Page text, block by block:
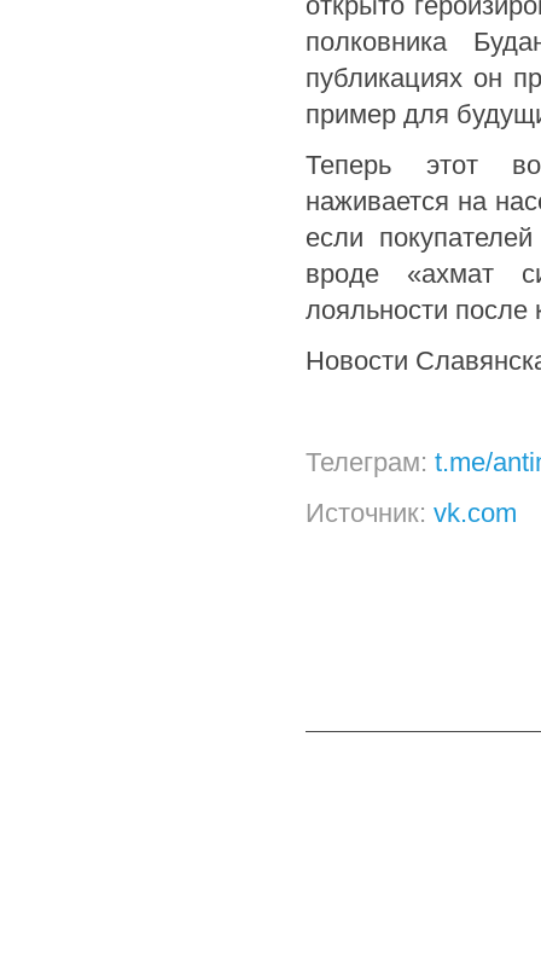
полковника
публикациях он
пример для
Теперь этот
наживается на
если
вроде «ахмат
лояльности
Новости
Телеграм: t.me/
Источник: vk.com